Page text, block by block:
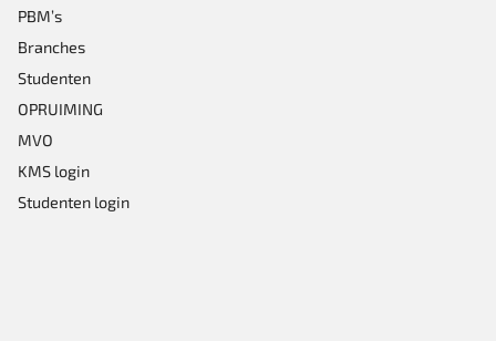
de
productpagina
PBM’s
Branches
Studenten
OPRUIMING
MVO
KMS login
Studenten login